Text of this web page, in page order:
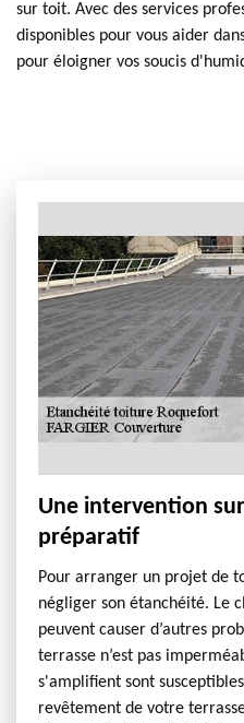
sur toit. Avec des services
disponibles pour vous aider
pour éloigner vos soucis
Une intervention
préparatif
Pour arranger un projet de
négliger son étanchéité. Le
peuvent causer d’autres
terrasse n’est pas
s'amplifient sont
revêtement de votre